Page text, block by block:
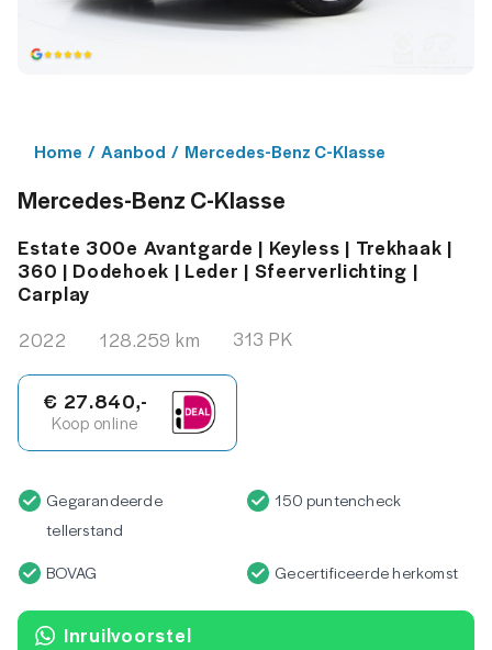
Home / Aanbod / Mercedes-Benz C-Klasse
Mercedes-Benz C-Klasse
Estate 300e Avantgarde | Keyless | Trekhaak |
360 | Dodehoek | Leder | Sfeerverlichting |
Carplay
2022
128.259 km 313 PK
€ 27.840,-
Koop online
Gegarandeerde
tellerstand
150 puntencheck
BOVAG Gecertificeerde herkomst
Inruilvoorstel